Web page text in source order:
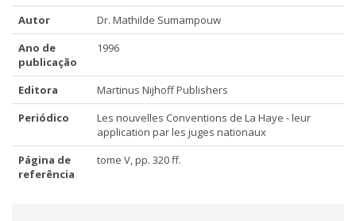
Autor
Dr. Mathilde Sumampouw
Ano de
publicação
1996
Editora
Martinus Nijhoff Publishers
Periódico
Les nouvelles Conventions de La Haye - leur
application par les juges nationaux
Página de
referência
tome V, pp. 320 ff.